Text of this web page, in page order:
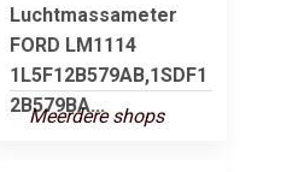
Luchtmassameter
FORD LM1114
1L5F12B579AB,1SDF1
2B579BA...
Meerdere shops